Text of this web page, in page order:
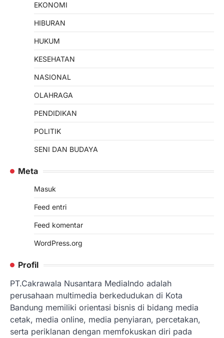
EKONOMI
HIBURAN
HUKUM
KESEHATAN
NASIONAL
OLAHRAGA
PENDIDIKAN
POLITIK
SENI DAN BUDAYA
Meta
Masuk
Feed entri
Feed komentar
WordPress.org
Profil
PT.Cakrawala Nusantara MediaIndo adalah
perusahaan multimedia berkedudukan di Kota
Bandung memiliki orientasi bisnis di bidang media
cetak, media online, media penyiaran, percetakan,
serta periklanan dengan memfokuskan diri pada